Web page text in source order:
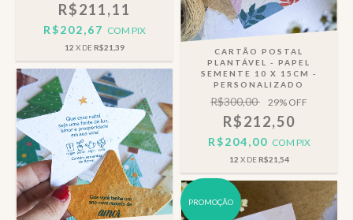
R$211,11
R$202,67 COM PIX
12 X DER$21,39
CARTÃO POSTAL
PLANTÁVEL - PAPEL
SEMENTE 10 X 15CM -
PERSONALIZADO
R$300,00 29% OFF
R$212,50
R$204,00 COM PIX
12 X DER$21,54
PROMOÇÃO